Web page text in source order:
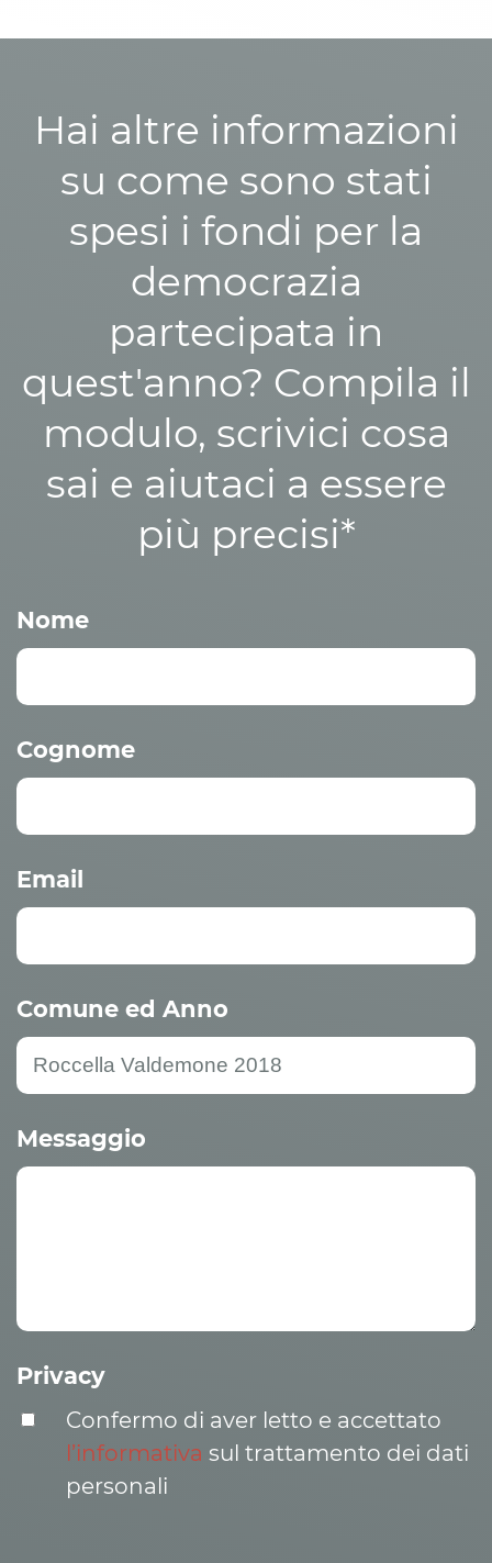
Hai altre informazioni
su come sono stati
spesi i fondi per la
democrazia
partecipata in
quest'anno? Compila il
modulo, scrivici cosa
sai e aiutaci a essere
più precisi*
Nome
Cognome
Email
Comune ed Anno
Messaggio
Privacy
Confermo di aver letto e accettato
l’informativa sul trattamento dei dati
personali